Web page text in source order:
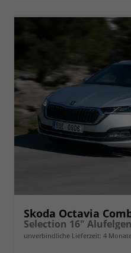
Skoda Octavia
unverbindliche Lieferzeit: 4